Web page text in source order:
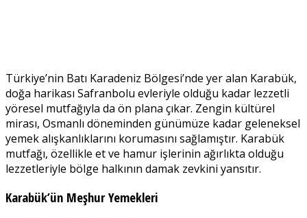
Türkiye’nin Batı Karadeniz Bölgesi’nde yer alan Karabük,
doğa harikası Safranbolu evleriyle olduğu kadar lezzetli
yöresel mutfağıyla da ön plana çıkar. Zengin kültürel
mirası, Osmanlı döneminden günümüze kadar geleneksel
yemek alışkanlıklarını korumasını sağlamıştır. Karabük
mutfağı, özellikle et ve hamur işlerinin ağırlıkta olduğu
lezzetleriyle bölge halkının damak zevkini yansıtır.
Karabük’ün Meşhur Yemekleri